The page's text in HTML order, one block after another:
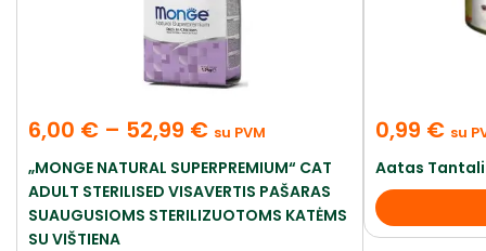
6,00 € – 52,99 € su PVM
„MONGE NATURAL SUPERPREMIUM“ CAT
ADULT STERILISED VISAVERTIS PAŠARAS
SUAUGUSIOMS STERILIZUOTOMS KATĖMS
SU VIŠTIENA
0,99 € su
Aatas